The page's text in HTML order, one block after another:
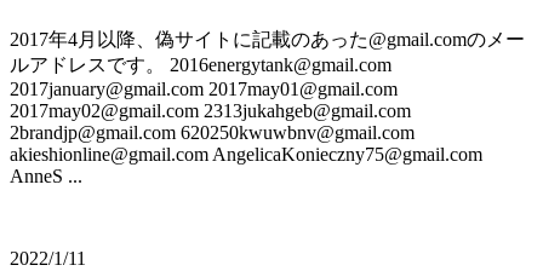
2017年4月以降、偽サイトに記載のあった@gmail.comのメー
ルアドレスです。 2016energytank@gmail.com
2017january@gmail.com 2017may01@gmail.com
2017may02@gmail.com 2313jukahgeb@gmail.com
2brandjp@gmail.com 620250kwuwbnv@gmail.com
akieshionline@gmail.com AngelicaKonieczny75@gmail.com
AnneS ...
2022/1/11